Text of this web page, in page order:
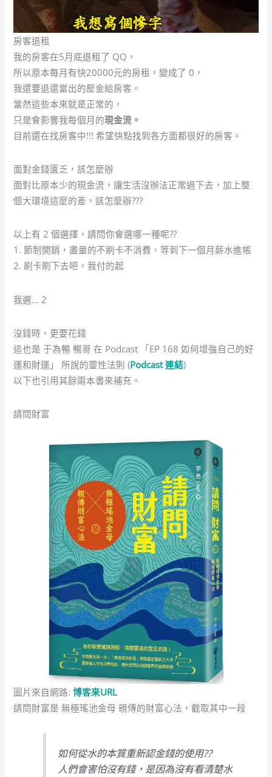
房客退租
我的房客在5月底退租了 QQ，
所以原本每月有快20000元的房租，變成了 0，
我還要退還當出的壓金給房客。
當然這些本來就是正常的，
只是會影響我每個月的現金流。
目前還在找房客中!!! 希望快點找到各方面都很好的房客。
面對金錢匱乏，該怎麼辦
面對比原本少的現金流，讓生活沒辦法正常過下去，加上整
個大環境這麼的差，該怎麼辦???
以上有 2 個選擇，請問你會選哪一種呢??
1. 節制開銷，盡量的不刷卡不消費，等到下一個月薪水進帳
2. 刷卡刷下去吧，我付的起
我選… 2
沒錢時，更要花錢
這也是 于為暢 暢哥 在 Podcast 「EP 168 如何增強自己的好
運和財運」 所說的靈性法則 (Podcast 連結)
以下也引用其餘兩本書來補充。
請問財富
圖片來自網路:博客來URL
請問財富是 無極瑤池金母 親傳的財富心法，截取其中一段
如何從水的本質重新認金錢的使用??
人們會害怕沒有錢，是因為沒有看清楚水